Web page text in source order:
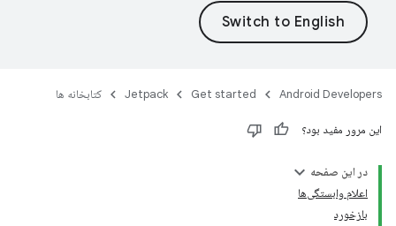
Android Developers
Get started
Jetpack کتابخانه ها
این مرور مفید بود؟
در این صفحه
اعلام وابستگی‌ها
بازخورد